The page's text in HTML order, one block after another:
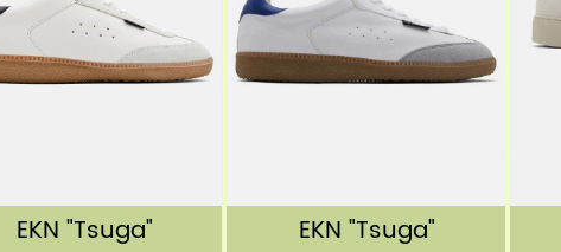
EKN "Tsuga" EKN "Tsuga"